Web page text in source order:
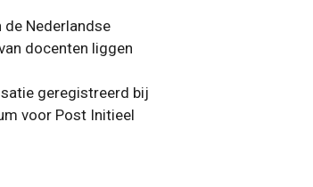
de Nederlandse
docenten liggen
geregistreerd bij
voor Post Initieel